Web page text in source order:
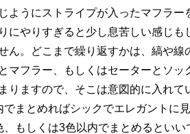
うにストライプが入ったマフラー
にやりすぎると少し息苦しい感じ
ん。どこまで繰り返すかは、縞や線
マフラー、もしくはセーターとソッ
りますので、そこは意図的に入れ
まとめればシックでエレガントに
もしくは3色以内でまとめるといい